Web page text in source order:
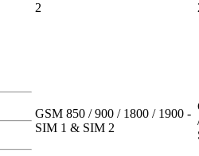
2
GSM 850 / 900 / 1800 / 1900 -
SIM 1 & SIM 2